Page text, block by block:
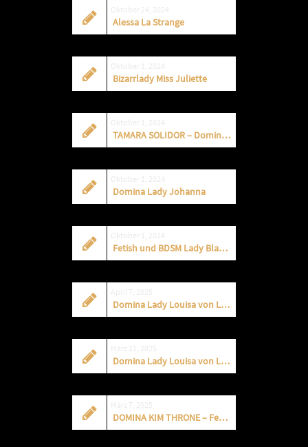
Alessa La Strange
Bizarrlady Miss Juliette
TAMARA SOLIDOR – Dominastudios Berlin
Domina Lady Johanna
Fetish und BDSM Lady Blade Fonteyn
Domina Lady Louisa von Luxe – APRIL 2025
Domina Lady Louisa von Luxe – APRIL 2025
DOMINA KIM THRONE – Fetisch und BDSM in AAchen